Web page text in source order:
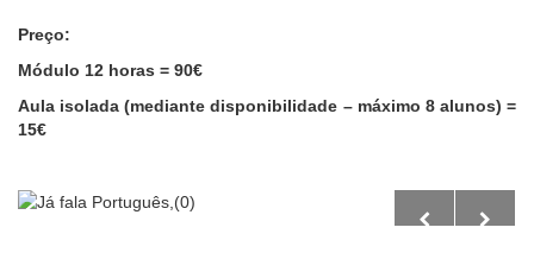
Preço:
Módulo 12 horas = 90€
Aula isolada(mediante disponibilidade – máximo 8 alunos) =
15€